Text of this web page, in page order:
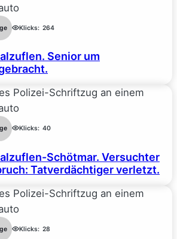
Klicks: 264
Senior um
Klicks: 40
Schötmar. Versuchter
Tatverdächtiger verletzt.
Klicks: 28